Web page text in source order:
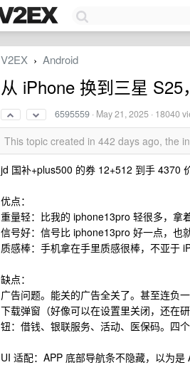
V2EX › Android
从 iPhone 换到三星
6595559 · May 21, 2025 · 18040
This topic created in 442 days ago, the
jd 国补+plus500 的券 12+512 到手 4370
优点：
重量轻：比我的 iphone13pro 轻很多，拿
信号好：信号比 iphone13pro 好一点，也
质感棒：手机拿在手里质感很棒，不亚于
缺点：
广告问题。能关的广告全关了。甚至连负
下载弹窗（好像可以在设置里关闭，还在
钮：借钱、银联服务、活动、医保码。四
UI 适配：APP 底部导航条不隐藏，以为